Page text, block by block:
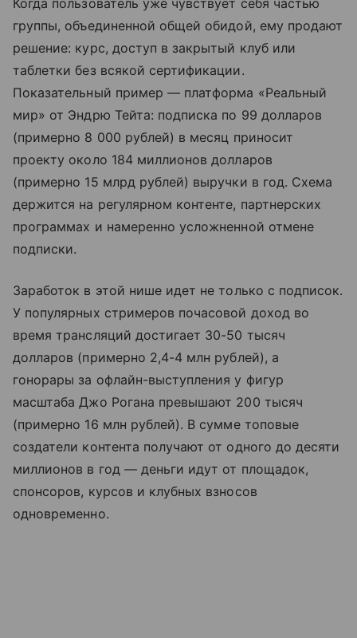
Когда пользователь уже чувствует себя частью
группы, объединенной общей обидой, ему продают
решение: курс, доступ в закрытый клуб или
таблетки без всякой сертификации.
Показательный пример — платформа «Реальный
мир» от Эндрю Тейта: подписка по 99 долларов
(примерно 8 000 рублей) в месяц приносит
проекту около 184 миллионов долларов
(примерно 15 млрд рублей) выручки в год. Схема
держится на регулярном контенте, партнерских
программах и намеренно усложненной отмене
подписки.
Заработок в этой нише идет не только с подписок.
У популярных стримеров почасовой доход во
время трансляций достигает 30-50 тысяч
долларов (примерно 2,4-4 млн рублей), а
гонорары за офлайн-выступления у фигур
масштаба Джо Рогана превышают 200 тысяч
(примерно 16 млн рублей). В сумме топовые
создатели контента получают от одного до десяти
миллионов в год — деньги идут от площадок,
спонсоров, курсов и клубных взносов
одновременно.